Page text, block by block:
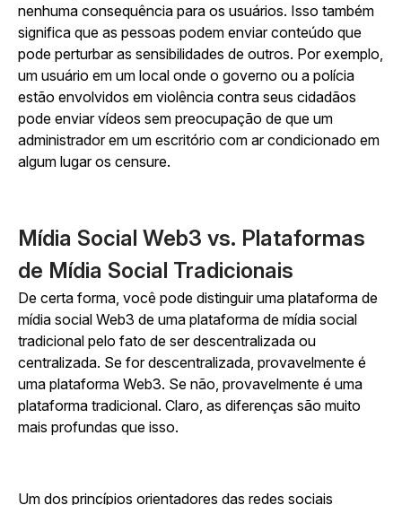
nenhuma consequência para os usuários. Isso também
significa que as pessoas podem enviar conteúdo que
pode perturbar as sensibilidades de outros. Por exemplo,
um usuário em um local onde o governo ou a polícia
estão envolvidos em violência contra seus cidadãos
pode enviar vídeos sem preocupação de que um
administrador em um escritório com ar condicionado em
algum lugar os censure.
Mídia Social Web3 vs. Plataformas
de Mídia Social Tradicionais
De certa forma, você pode distinguir uma plataforma de
mídia social Web3 de uma plataforma de mídia social
tradicional pelo fato de ser descentralizada ou
centralizada. Se for descentralizada, provavelmente é
uma plataforma Web3. Se não, provavelmente é uma
plataforma tradicional. Claro, as diferenças são muito
mais profundas que isso.
Um dos princípios orientadores das redes sociais